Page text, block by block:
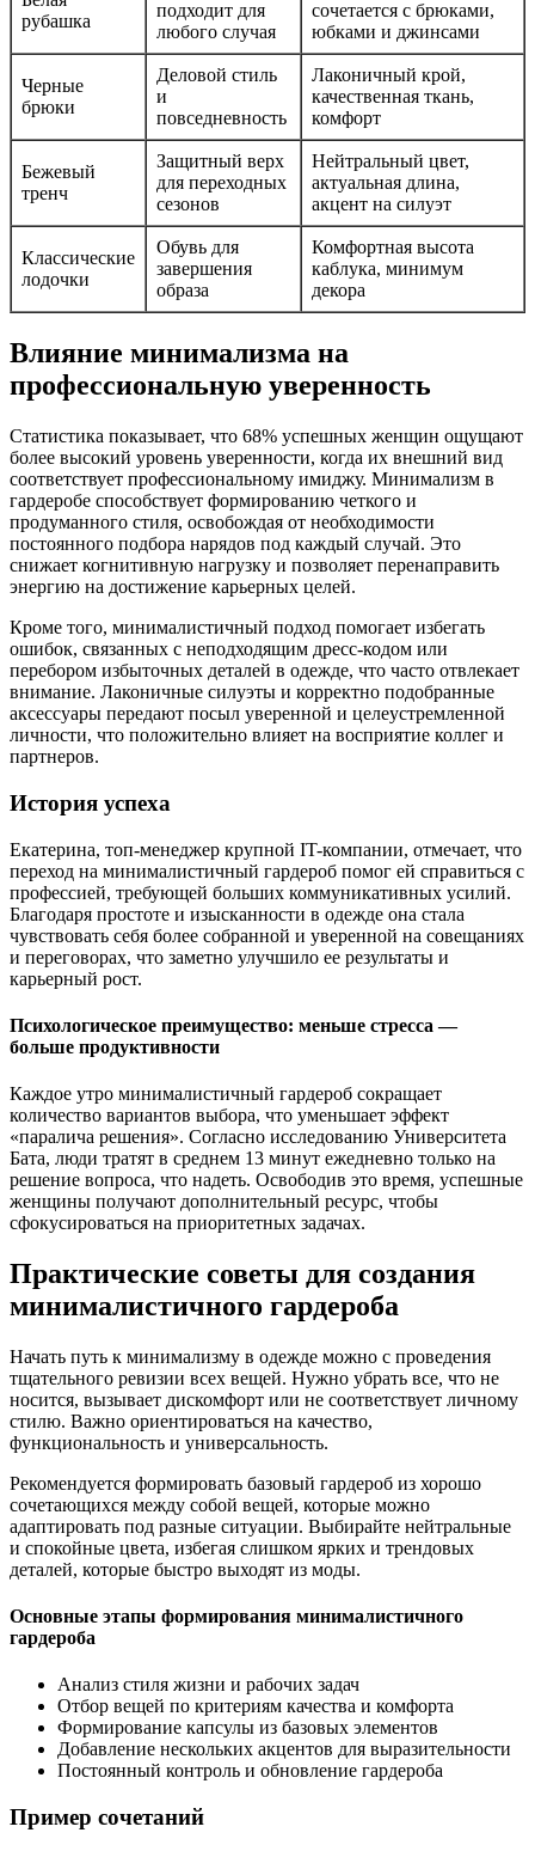
рубашка
подходит для
любого случая
сочетается с брюками,
юбками и джинсами
Черные
брюки
Деловой стиль
и
повседневность
Лаконичный крой,
качественная ткань,
комфорт
Бежевый
тренч
Защитный верх
для переходных
сезонов
Нейтральный цвет,
актуальная длина,
акцент на силуэт
Классические
лодочки
Обувь для
завершения
образа
Комфортная высота
каблука, минимум
декора
Влияние минимализма на
профессиональную уверенность
Статистика показывает, что 68% успешных женщин ощущают
более высокий уровень уверенности, когда их внешний вид
соответствует профессиональному имиджу. Минимализм в
гардеробе способствует формированию четкого и
продуманного стиля, освобождая от необходимости
постоянного подбора нарядов под каждый случай. Это
снижает когнитивную нагрузку и позволяет перенаправить
энергию на достижение карьерных целей.
Кроме того, минималистичный подход помогает избегать
ошибок, связанных с неподходящим дресс-кодом или
перебором избыточных деталей в одежде, что часто отвлекает
внимание. Лаконичные силуэты и корректно подобранные
аксессуары передают посыл уверенной и целеустремленной
личности, что положительно влияет на восприятие коллег и
партнеров.
История успеха
Екатерина, топ-менеджер крупной IT-компании, отмечает, что
переход на минималистичный гардероб помог ей справиться с
профессией, требующей больших коммуникативных усилий.
Благодаря простоте и изысканности в одежде она стала
чувствовать себя более собранной и уверенной на совещаниях
и переговорах, что заметно улучшило ее результаты и
карьерный рост.
Психологическое преимущество: меньше стресса —
больше продуктивности
Каждое утро минималистичный гардероб сокращает
количество вариантов выбора, что уменьшает эффект
«паралича решения». Согласно исследованию Университета
Бата, люди тратят в среднем 13 минут ежедневно только на
решение вопроса, что надеть. Освободив это время, успешные
женщины получают дополнительный ресурс, чтобы
сфокусироваться на приоритетных задачах.
Практические советы для создания
минималистичного гардероба
Начать путь к минимализму в одежде можно с проведения
тщательного ревизии всех вещей. Нужно убрать все, что не
носится, вызывает дискомфорт или не соответствует личному
стилю. Важно ориентироваться на качество,
функциональность и универсальность.
Рекомендуется формировать базовый гардероб из хорошо
сочетающихся между собой вещей, которые можно
адаптировать под разные ситуации. Выбирайте нейтральные
и спокойные цвета, избегая слишком ярких и трендовых
деталей, которые быстро выходят из моды.
Основные этапы формирования минималистичного
гардероба
Анализ стиля жизни и рабочих задач
Отбор вещей по критериям качества и комфорта
Формирование капсулы из базовых элементов
Добавление нескольких акцентов для выразительности
Постоянный контроль и обновление гардероба
Пример сочетаний